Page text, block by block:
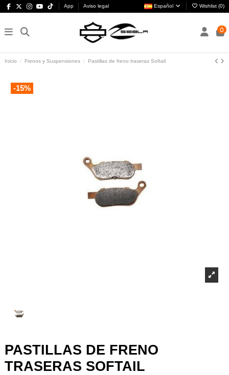
App Aviso legal Español Wishlist (0)
0
Inicio Frenos y Suspensiones Pastillas de freno traseras Softail
-15%
PASTILLAS DE FRENO
TRASERAS SOFTAIL